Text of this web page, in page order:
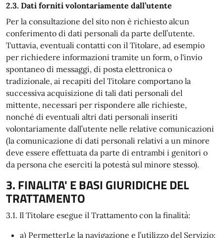
2.3. Dati forniti volontariamente dall’utente
Per la consultazione del sito non è richiesto alcun
conferimento di dati personali da parte dell’utente.
Tuttavia, eventuali contatti con il Titolare, ad esempio
per richiedere informazioni tramite un form, o l'invio
spontaneo di messaggi, di posta elettronica o
tradizionale, ai recapiti del Titolare comportano la
successiva acquisizione di tali dati personali del
mittente, necessari per rispondere alle richieste,
nonché di eventuali altri dati personali inseriti
volontariamente dall’utente nelle relative comunicazioni
(la comunicazione di dati personali relativi a un minore
deve essere effettuata da parte di entrambi i genitori o
da persona che eserciti la potestà sul minore stesso).
3. FINALITA' E BASI GIURIDICHE DEL
TRATTAMENTO
3.1. Il Titolare esegue il Trattamento con la finalità:
a) PermetterLe la navigazione e l’utilizzo del Servizio;